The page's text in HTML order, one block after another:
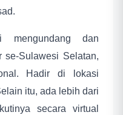
mengundang dan
se-Sulawesi Selatan,
Hadir di lokasi
itu, ada lebih dari
secara virtual